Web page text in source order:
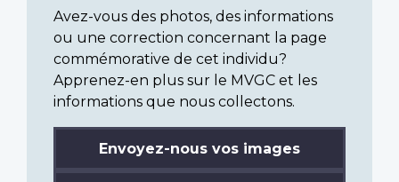
Avez-vous des photos, des informations
ou une correction concernant la page
commémorative de cet individu?
Apprenez-en plus sur le MVGC et les
informations que nous collectons.
Envoyez-nous vos images